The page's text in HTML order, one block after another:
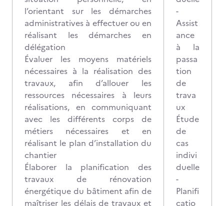
l’orientant sur les démarches
administratives à effectuer ou en
réalisant les démarches en
délégation
Évaluer les moyens matériels
nécessaires à la réalisation des
travaux, afin d’allouer les
ressources nécessaires à leurs
réalisations, en communiquant
avec les différents corps de
métiers nécessaires et en
réalisant le plan d’installation du
chantier
Élaborer la planification des
travaux de rénovation
énergétique du bâtiment afin de
maîtriser les délais de travaux et
-
Assist
ance
à la
passa
tion
de
trava
ux
Étude
de
cas
indivi
duelle
-
Planifi
catio